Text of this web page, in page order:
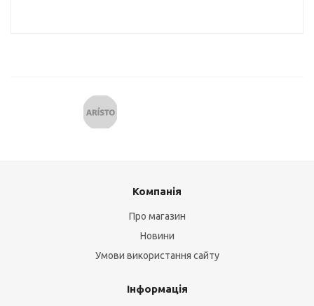
Компанія
Про магазин
Новини
Умови використання сайту
Інформація